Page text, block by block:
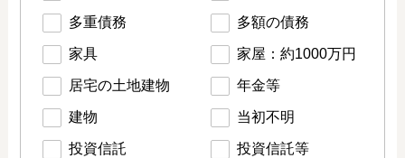
多重債務 多額の債務
家具 家屋：約1000万円
居宅の土地建物 年金等
建物 当初不明
投資信託 投資信託等